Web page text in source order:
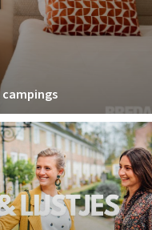
campings